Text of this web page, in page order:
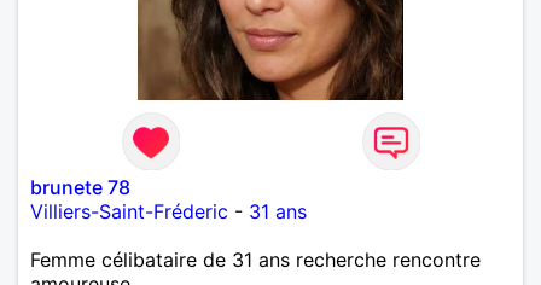
brunete 78
Villiers-Saint-Fréderic - 31 ans
Femme célibataire de 31 ans recherche rencontre